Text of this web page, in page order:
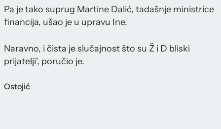
Pa je tako suprug Martine Dalić, tadašnje ministrice
financija, ušao je u upravu Ine.
Naravno, i čista je slučajnost što su Ž i D bliski
prijatelji', poručio je.
Ostojić